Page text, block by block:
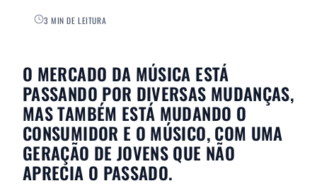
3 MIN DE LEITURA
O MERCADO DA MÚSICA ESTÁ
PASSANDO POR DIVERSAS MUDANÇAS,
MAS TAMBÉM ESTÁ MUDANDO O
CONSUMIDOR E O MÚSICO, COM UMA
GERAÇÃO DE JOVENS QUE NÃO
APRECIA O PASSADO.